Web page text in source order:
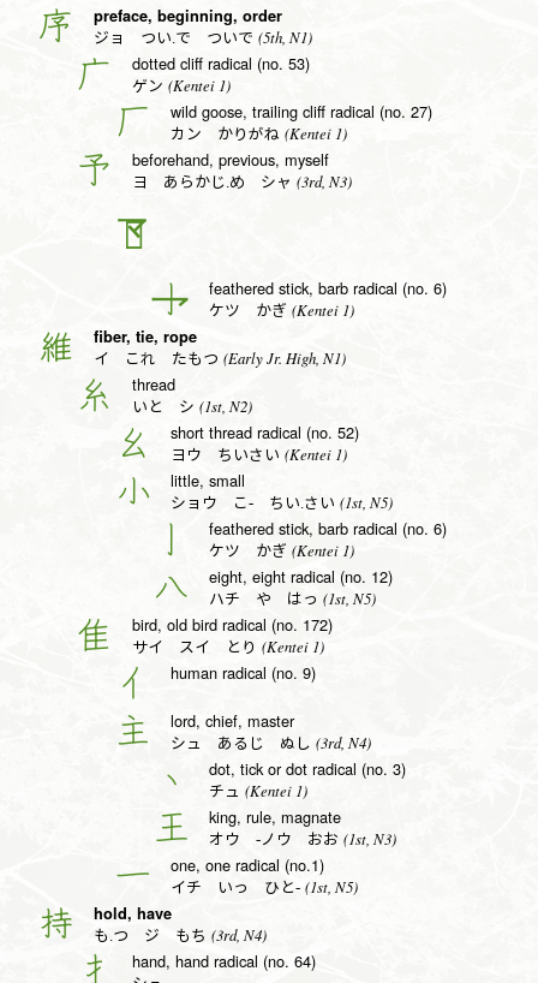
序 preface, beginning, order
ジョ つい.で ついで (5th, N1)
广 dotted cliff radical (no. 53)
ゲン (Kentei 1)
厂 wild goose, trailing cliff radical (no. 27)
カン かりがね (Kentei 1)
予 beforehand, previous, myself
ヨ あらかじ.め シャ (3rd, N3)
𠄐
亅 feathered stick, barb radical (no. 6)
ケツ かぎ (Kentei 1)
維 fiber, tie, rope
イ これ たもつ (Early Jr. High, N1)
糸 thread
いと シ (1st, N2)
幺 short thread radical (no. 52)
ヨウ ちいさい (Kentei 1)
小 little, small
ショウ こ- ちい.さい (1st, N5)
亅 feathered stick, barb radical (no. 6)
ケツ かぎ (Kentei 1)
八 eight, eight radical (no. 12)
ハチ や はっ (1st, N5)
隹 bird, old bird radical (no. 172)
サイ スイ とり (Kentei 1)
亻 human radical (no. 9)
主 lord, chief, master
シュ あるじ ぬし (3rd, N4)
丶 dot, tick or dot radical (no. 3)
チュ (Kentei 1)
王 king, rule, magnate
オウ -ノウ おお (1st, N3)
一 one, one radical (no.1)
イチ いっ ひと- (1st, N5)
持 hold, have
も.つ ジ もち (3rd, N4)
扌 hand, hand radical (no. 64)